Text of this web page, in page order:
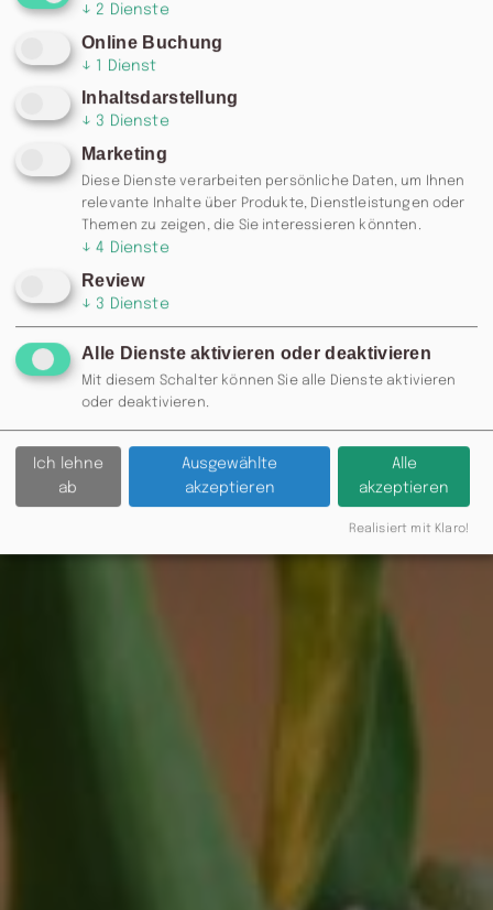
↓ 2 Dienste
Online Buchung
↓ 1 Dienst
Inhaltsdarstellung
↓ 3 Dienste
Marketing
Diese Dienste verarbeiten persönliche Daten, um Ihnen
relevante Inhalte über Produkte, Dienstleistungen oder
Themen zu zeigen, die Sie interessieren könnten.
↓ 4 Dienste
Review
↓ 3 Dienste
Alle Dienste aktivieren oder deaktivieren
Mit diesem Schalter können Sie alle Dienste aktivieren
oder deaktivieren.
Ich lehne
ab
Ausgewählte
akzeptieren
Alle
akzeptieren
Realisiert mit Klaro!